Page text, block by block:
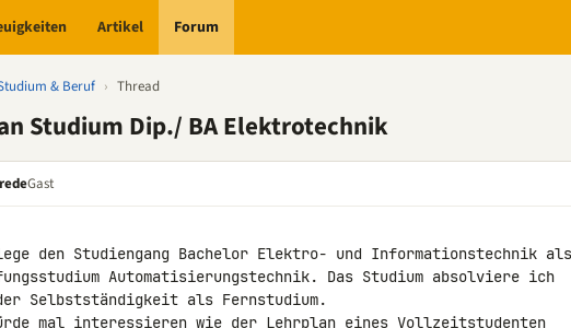
Artikel Forum
& Beruf › Thread
Studium Dip./ BA Elektrotechnik
Gast
den Studiengang Bachelor Elektro- und Informationstechnik als
Automatisierungstechnik. Das Studium absolviere ich
Selbstständigkeit als Fernstudium.
mal interessieren wie der Lehrplan eines Vollzeitstudenten